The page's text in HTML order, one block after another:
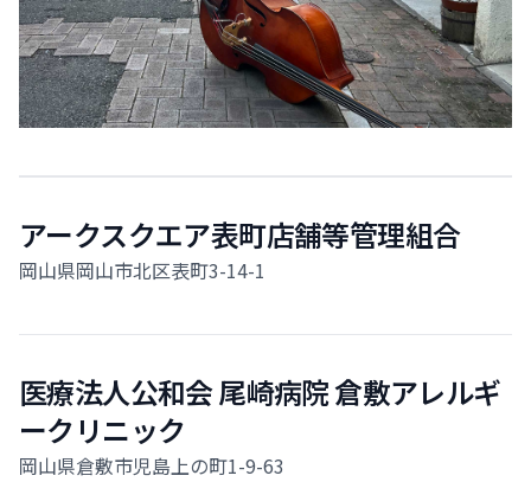
アークスクエア表町店舗等管理組合
岡山県岡山市北区表町3-14-1
医療法人公和会 尾崎病院 倉敷アレルギ
ークリニック
岡山県倉敷市児島上の町1-9-63